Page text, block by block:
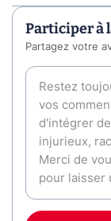
Participer à
Partagez votre